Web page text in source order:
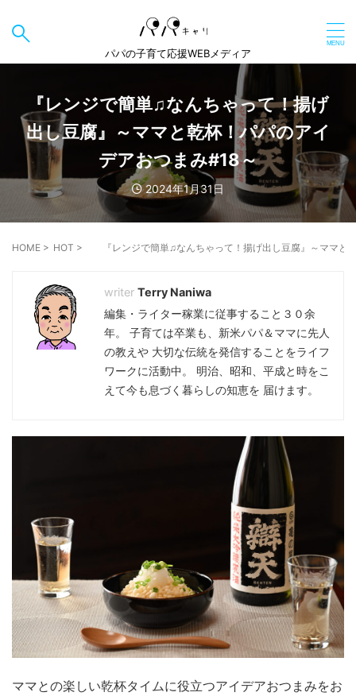
パパの子育て応援WEBメディア
『レンジで簡単♫なんちゃって！揚げ
出し豆腐』～ママと乾杯！パパのアイ
デアおつまみ#18～
2024年1月31日
HOME > HOT > 『レンジで簡単♫なんちゃって！揚げ出し豆腐』～ママと
Terry Naniwa
編集・ライター稼業に従事すること３０余
年。 子育ては卒業も、新米パパ＆ママに先人
の教えや 大切な伝統を発信することをライフ
ワークに活動中。 明治、昭和、平成と時をこ
えて今も息づく暮らしの知恵を 届けます。
ママとの楽しい乾杯タイムに役立つアイデアおつまみをお